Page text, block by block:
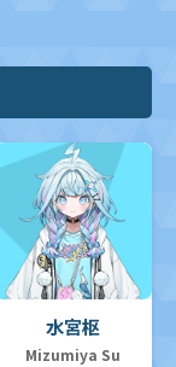
水宮枢
Mizumiya Su